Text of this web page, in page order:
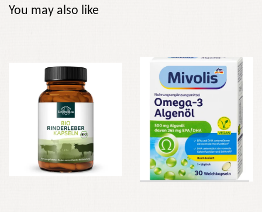
You may also like